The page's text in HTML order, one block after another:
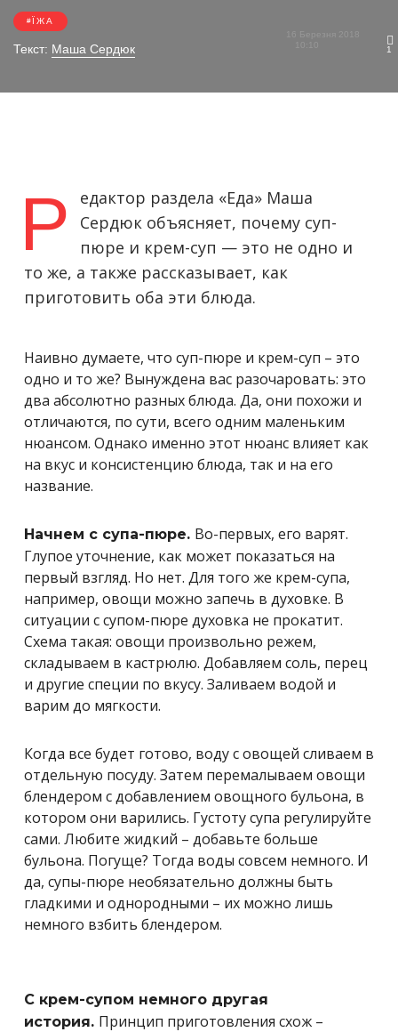
ЇЖА
Текст: Маша Сердюк
16 Березня 2018
1
Р
едактор раздела «Еда» Маша
Сердюк объясняет, почему суп-
пюре и крем-суп — это не одно и
то же, а также рассказывает, как
приготовить оба эти блюда.
Наивно думаете, что суп-пюре и крем-суп – это
одно и то же? Вынуждена вас разочаровать: это
два абсолютно разных блюда. Да, они похожи и
отличаются, по сути, всего одним маленьким
нюансом. Однако именно этот нюанс влияет как
на вкус и консистенцию блюда, так и на его
название.
Начнем с супа-пюре. Во-первых, его варят.
Глупое уточнение, как может показаться на
первый взгляд. Но нет. Для того же крем-супа,
например, овощи можно запечь в духовке. В
ситуации с супом-пюре духовка не прокатит.
Схема такая: овощи произвольно режем,
складываем в кастрюлю. Добавляем соль, перец
и другие специи по вкусу. Заливаем водой и
варим до мягкости.
Когда все будет готово, воду с овощей сливаем в
отдельную посуду. Затем перемалываем овощи
блендером с добавлением овощного бульона, в
котором они варились. Густоту супа регулируйте
сами. Любите жидкий – добавьте больше
бульона. Погуще? Тогда воды совсем немного. И
да, супы-пюре необязательно должны быть
гладкими и однородными – их можно лишь
немного взбить блендером.
С крем-супом немного другая
история. Принцип приготовления схож –